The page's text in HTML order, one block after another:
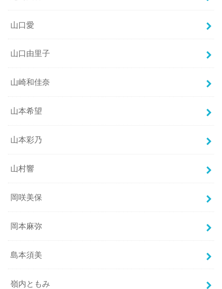
山口愛
山口由里子
山崎和佳奈
山本希望
山本彩乃
山村響
岡咲美保
岡本麻弥
島本須美
嶺内ともみ